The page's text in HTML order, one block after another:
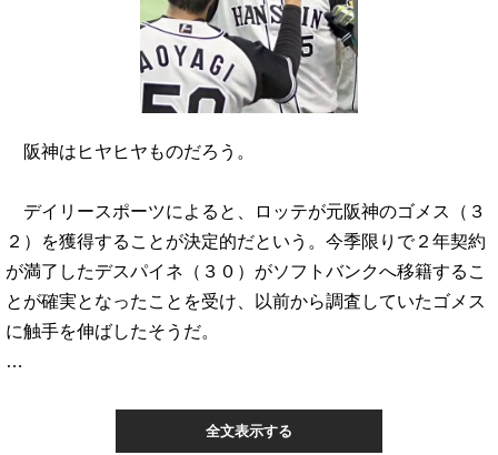
阪神はヒヤヒヤものだろう。
デイリースポーツによると、ロッテが元阪神のゴメス（３
２）を獲得することが決定的だという。今季限りで２年契約
が満了したデスパイネ（３０）がソフトバンクへ移籍するこ
とが確実となったことを受け、以前から調査していたゴメス
に触手を伸ばしたそうだ。
…
全文表示する